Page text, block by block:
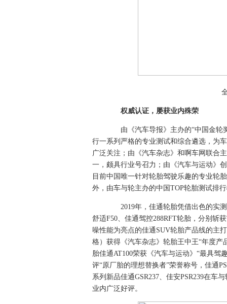
权威认证，屡获业内殊荣
由《汽车导报》主办的“中国金轮
行一系列严格的专业测试和综合遴选，为
广泛关注；由《汽车杂志》和啊车网联合
一，颇具行业号召力；由《汽车与运动》
目前中国唯一针对轮胎驾驶乐趣的专业轮
外，由车与轮主办的中国TOP轮胎测试排
2019年，佳通轮胎凭借出色的实测
舒适F50、佳通驾控288RFT轮胎，分别斩
噪性能为亮点的佳通SUV轮胎产品线的主
格）获得《汽车杂志》轮胎王中王“年度
胎佳通AT100荣获《汽车与运动》“最具驾
评“原厂胎的理想替换者”荣誉称号，佳通
系列新品佳通GSR237、佳安PSR239在车
业内广泛好评。